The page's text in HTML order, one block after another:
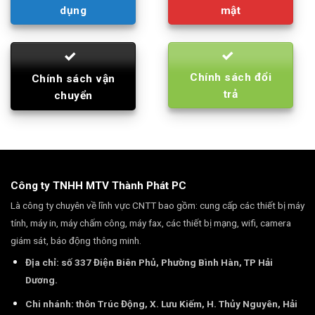
dụng
mật
Chính sách vận
chuyển
Chính sách đổi
trả
Công ty TNHH MTV Thành Phát PC
Là công ty chuyên về lĩnh vực CNTT bao gồm: cung cấp các thiết bị máy
tính, máy in, máy chấm công, máy fax, các thiết bị mạng, wifi, camera
giám sát, báo động thông minh.
Địa chỉ: số 337 Điện Biên Phủ, Phường Bình Hàn, TP Hải
Dương.
Chi nhánh: thôn Trúc Động, X. Lưu Kiếm, H. Thủy Nguyên, Hải